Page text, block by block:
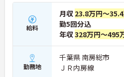
給料
月収 23.8万円～
勤5回分込
年収328万円～495
勤務地
千葉県 南房総市
ＪＲ内房線